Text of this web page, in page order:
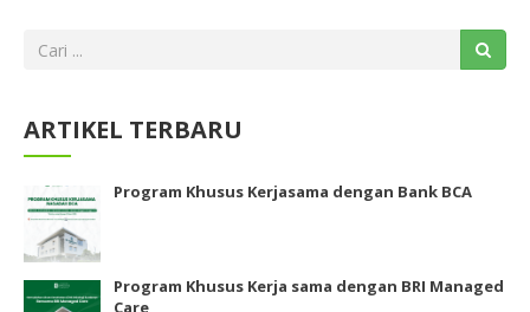
ARTIKEL TERBARU
Program Khusus Kerjasama dengan Bank BCA
Program Khusus Kerja sama dengan BRI Managed
Care